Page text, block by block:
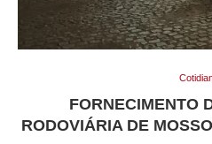
FORNECIMENTO
RODOVIÁRIA DE